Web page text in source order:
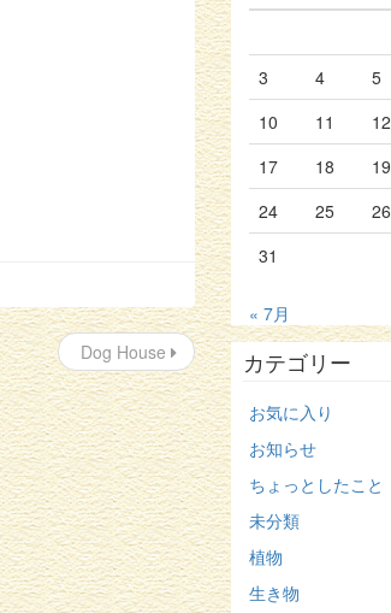
Dog House
3
4 5
10
11 12
17
18 19
24
25 26
31
« 7月
カテゴリー
お気に入り
お知らせ
ちょっとしたこと
未分類
植物
生き物